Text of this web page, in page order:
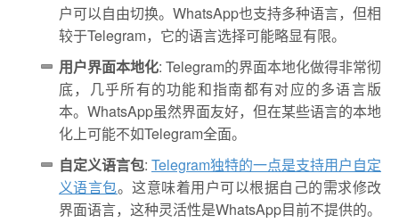
户可以自由切换。WhatsApp也支持多种语言，但相
较于Telegram，它的语言选择可能略显有限。
用户界面本地化: Telegram的界面本地化做得非常彻
底，几乎所有的功能和指南都有对应的多语言版
本。WhatsApp虽然界面友好，但在某些语言的本地
化上可能不如Telegram全面。
自定义语言包: Telegram独特的一点是支持用户自定
义语言包。这意味着用户可以根据自己的需求修改
界面语言，这种灵活性是WhatsApp目前不提供的。